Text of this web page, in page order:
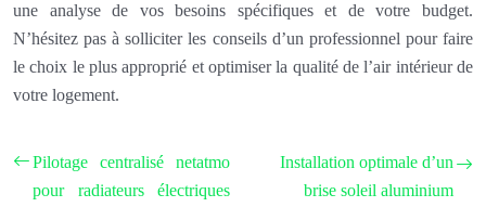
une analyse de vos besoins spécifiques et de votre budget.
N’hésitez pas à solliciter les conseils d’un professionnel pour faire
le choix le plus approprié et optimiser la qualité de l’air intérieur de
votre logement.
Pilotage centralisé netatmo
pour radiateurs électriques
Installation optimale d’un
brise soleil aluminium